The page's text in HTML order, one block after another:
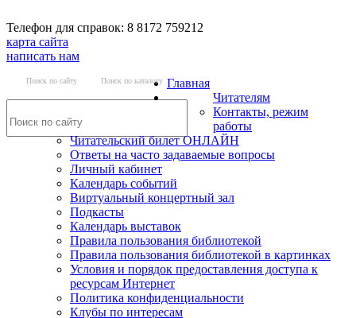
Телефон для справок: 8 8172 759212
карта сайта
написать нам
Поиск по сайту Поиск по каталогу Главная
Читателям
Контакты, режим
работы
Читательский билет ОНЛАЙН
Ответы на часто задаваемые вопросы
Личный кабинет
Календарь событий
Виртуальный концертный зал
Подкасты
Календарь выставок
Правила пользования библиотекой
Правила пользования библиотекой в картинках
Условия и порядок предоставления доступа к
ресурсам Интернет
Политика конфиденциальности
Клубы по интересам